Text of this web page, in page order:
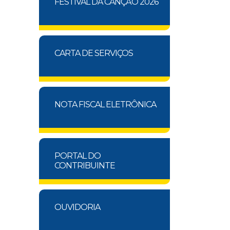
CARTA DE SERVIÇOS
NOTA FISCAL ELETRÔNICA
PORTAL DO
CONTRIBUINTE
OUVIDORIA